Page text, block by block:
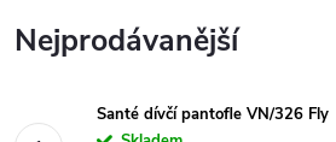
Nejprodávanější
Santé dívčí pantofle VN/326 Fly